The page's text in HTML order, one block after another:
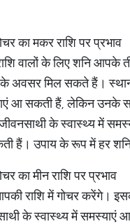
का मकर राशि पर प्रभाव
वालों के लिए शनि आपके
के अवसर मिल सकते हैं। स्थान
आ सकती हैं, लेकिन उनके
के स्वास्थ्य में
हैं। उपाय के रूप में हर
का मीन राशि पर प्रभाव
राशि में गोचर करेंगे।
के स्वास्थ्य में